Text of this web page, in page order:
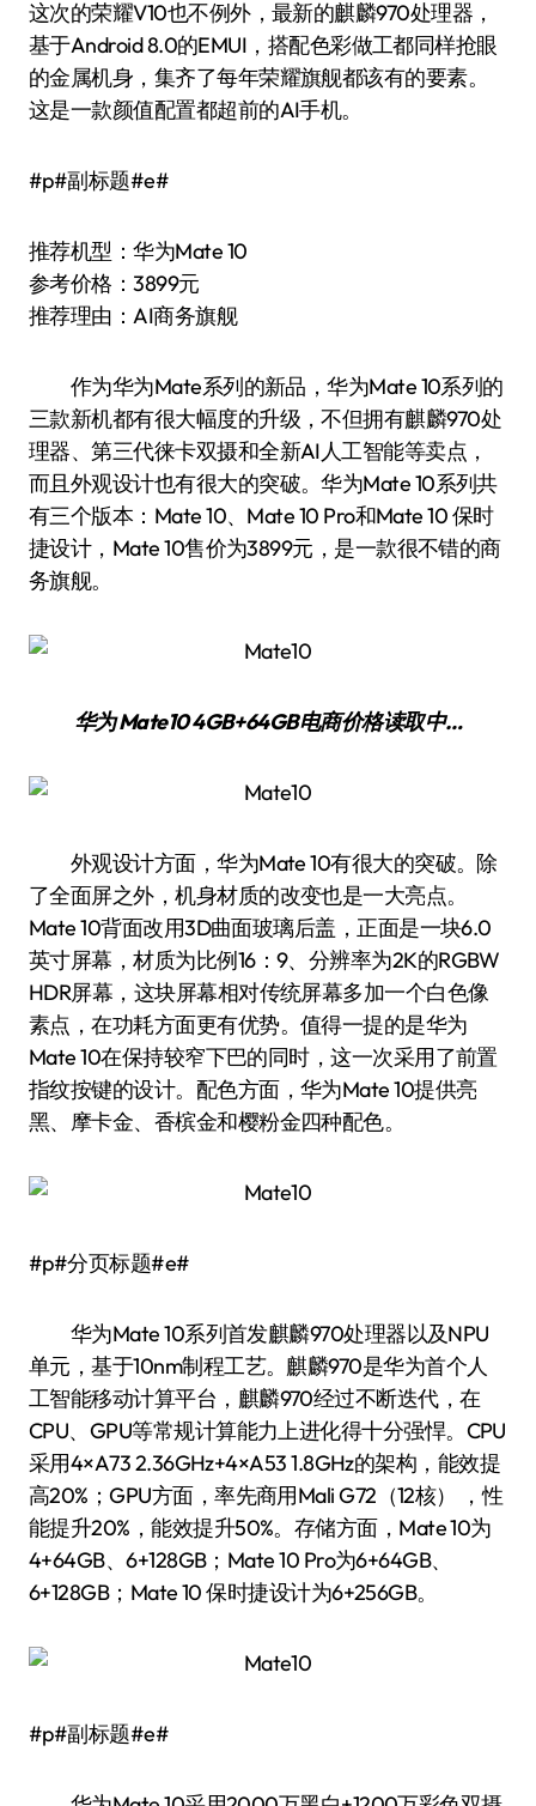
这次的荣耀V10也不例外，最新的麒麟970处理器，
基于Android 8.0的EMUI，搭配色彩做工都同样抢眼
的金属机身，集齐了每年荣耀旗舰都该有的要素。
这是一款颜值配置都超前的AI手机。
#p#副标题#e#
推荐机型：华为Mate 10
参考价格：3899元
推荐理由：AI商务旗舰
作为华为Mate系列的新品，华为Mate 10系列的
三款新机都有很大幅度的升级，不但拥有麒麟970处
理器、第三代徕卡双摄和全新AI人工智能等卖点，
而且外观设计也有很大的突破。华为Mate 10系列共
有三个版本：Mate 10、Mate 10 Pro和Mate 10 保时
捷设计，Mate 10售价为3899元，是一款很不错的商
务旗舰。
华为 Mate10 4GB+64GB电商价格读取中…
外观设计方面，华为Mate 10有很大的突破。除
了全面屏之外，机身材质的改变也是一大亮点。
Mate 10背面改用3D曲面玻璃后盖，正面是一块6.0
英寸屏幕，材质为比例16：9、分辨率为2K的RGBW
HDR屏幕，这块屏幕相对传统屏幕多加一个白色像
素点，在功耗方面更有优势。值得一提的是华为
Mate 10在保持较窄下巴的同时，这一次采用了前置
指纹按键的设计。配色方面，华为Mate 10提供亮
黑、摩卡金、香槟金和樱粉金四种配色。
#p#分页标题#e#
华为Mate 10系列首发麒麟970处理器以及NPU
单元，基于10nm制程工艺。麒麟970是华为首个人
工智能移动计算平台，麒麟970经过不断迭代，在
CPU、GPU等常规计算能力上进化得十分强悍。CPU
采用4×A73 2.36GHz+4×A53 1.8GHz的架构，能效提
高20%；GPU方面，率先商用Mali G72（12核） ，性
能提升20%，能效提升50%。存储方面，Mate 10为
4+64GB、6+128GB；Mate 10 Pro为6+64GB、
6+128GB；Mate 10 保时捷设计为6+256GB。
#p#副标题#e#